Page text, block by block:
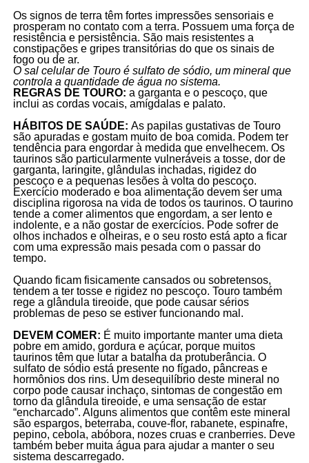
Os signos de terra têm fortes impressões sensoriais e
prosperam no contato com a terra. Possuem uma força de
resistência e persistência. São mais resistentes a
constipações e gripes transitórias do que os sinais de
fogo ou de ar.
O sal celular de Touro é sulfato de sódio, um mineral que
controla a quantidade de água no sistema.
REGRAS DE TOURO: a garganta e o pescoço, que
inclui as cordas vocais, amígdalas e palato.
HÁBITOS DE SAÚDE: As papilas gustativas de Touro
são apuradas e gostam muito de boa comida. Podem ter
tendência para engordar à medida que envelhecem. Os
taurinos são particularmente vulneráveis a tosse, dor de
garganta, laringite, glândulas inchadas, rigidez do
pescoço e a pequenas lesões à volta do pescoço.
Exercício moderado e boa alimentação devem ser uma
disciplina rigorosa na vida de todos os taurinos. O taurino
tende a comer alimentos que engordam, a ser lento e
indolente, e a não gostar de exercícios. Pode sofrer de
olhos inchados e olheiras, e o seu rosto está apto a ficar
com uma expressão mais pesada com o passar do
tempo.
Quando ficam fisicamente cansados ou sobretensos,
tendem a ter tosse e rigidez no pescoço. Touro também
rege a glândula tireoide, que pode causar sérios
problemas de peso se estiver funcionando mal.
DEVEM COMER: É muito importante manter uma dieta
pobre em amido, gordura e açúcar, porque muitos
taurinos têm que lutar a batalha da protuberância. O
sulfato de sódio está presente no fígado, pâncreas e
hormônios dos rins. Um desequilíbrio deste mineral no
corpo pode causar inchaço, sintomas de congestão em
torno da glândula tireoide, e uma sensação de estar
“encharcado”. Alguns alimentos que contêm este mineral
são espargos, beterraba, couve-flor, rabanete, espinafre,
pepino, cebola, abóbora, nozes cruas e cranberries. Deve
também beber muita água para ajudar a manter o seu
sistema descarregado.